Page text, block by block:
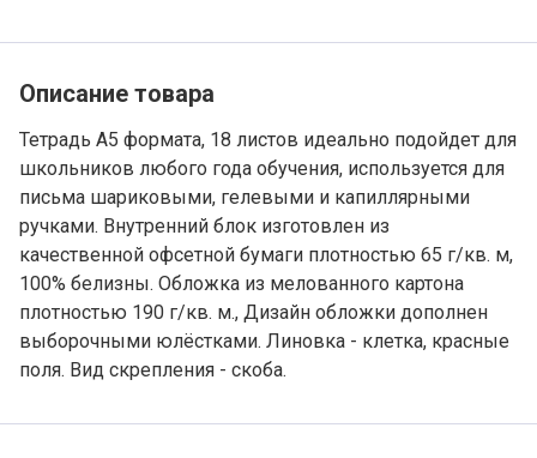
Описание товара
Тетрадь А5 формата, 18 листов идеально подойдет для
школьников любого года обучения, используется для
письма шариковыми, гелевыми и капиллярными
ручками. Внутренний блок изготовлен из
качественной офсетной бумаги плотностью 65 г/кв. м,
100% белизны. Обложка из мелованного картона
плотностью 190 г/кв. м., Дизайн обложки дополнен
выборочными юлёстками. Линовка - клетка, красные
поля. Вид скрепления - скоба.